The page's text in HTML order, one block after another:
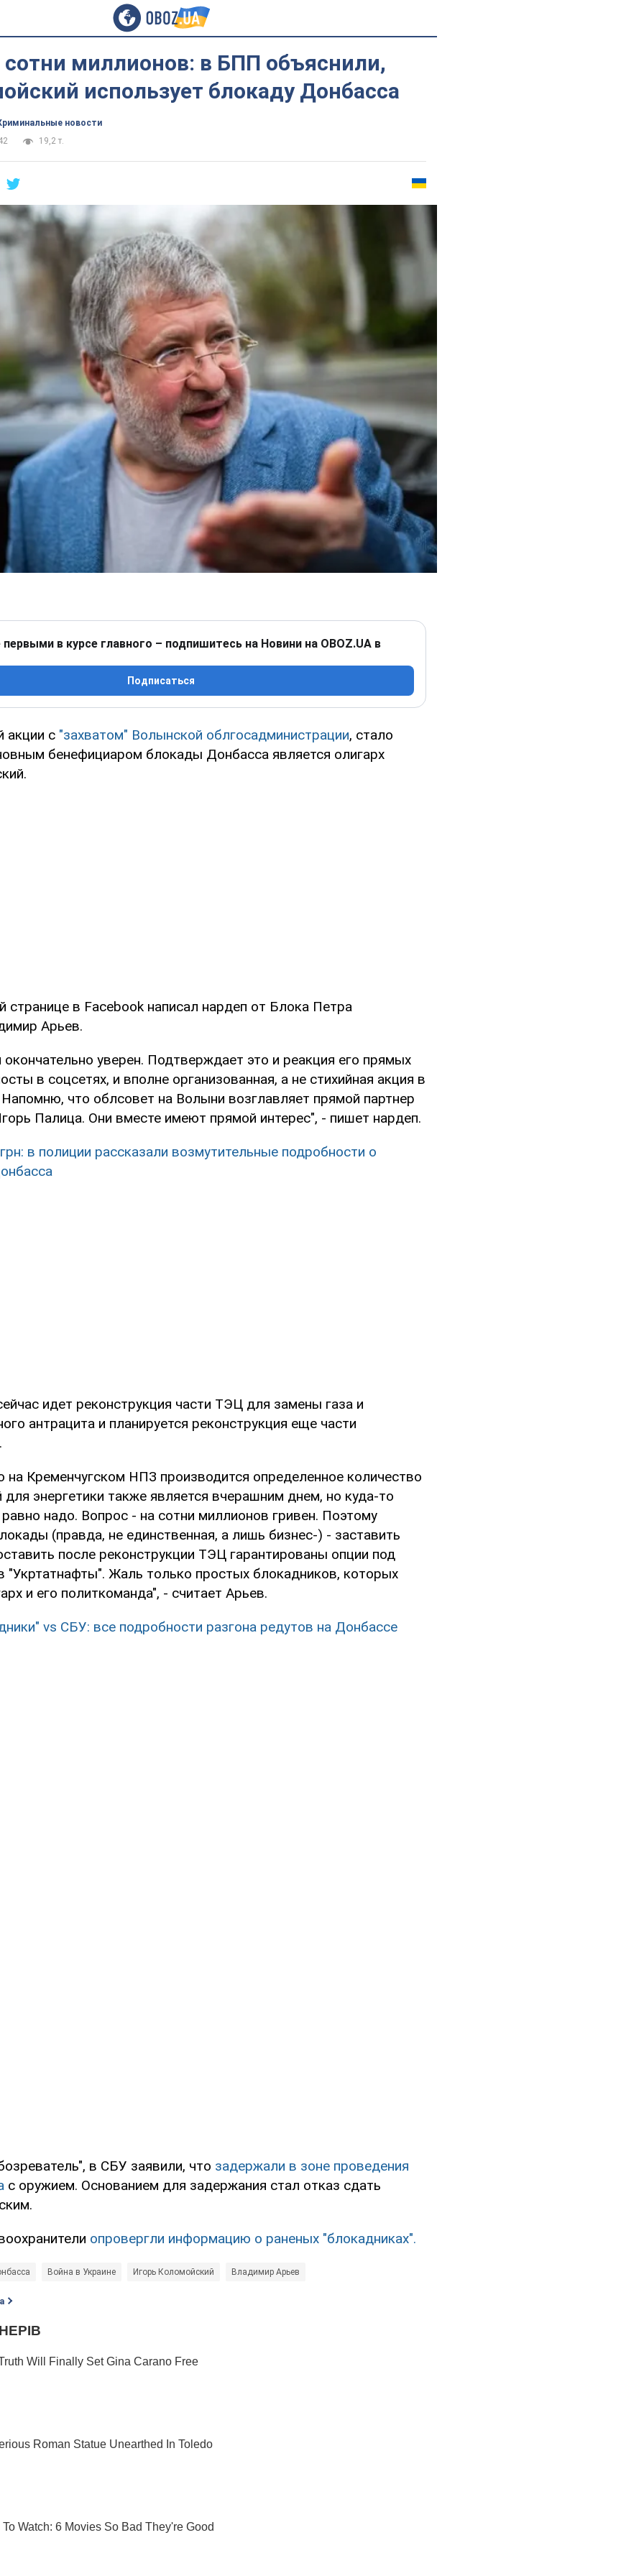
сотни миллионов: в БПП объяснили,
использует блокаду Донбасса
новости
19,2 т.
первыми в курсе главного – подпишитесь на Новини на OBOZ.UA в
Подписаться
акции с "захватом" Волынской облгосадминистрации, стало
бенефициаром блокады Донбасса является олигарх
странице в Facebook написал нардеп от Блока Петра
Арьев.
окончательно уверен. Подтверждает это и реакция его прямых
в соцсетях, и вполне организованная, а не стихийная акция в
что облсовет на Волыни возглавляет прямой партнер
Палица. Они вместе имеют прямой интерес", - пишет нардеп.
в полиции рассказали возмутительные подробности о
идет реконструкция части ТЭЦ для замены газа и
антрацита и планируется реконструкция еще части
на Кременчугском НПЗ производится определенное количество
для энергетики также является вчерашним днем, но куда-то
надо. Вопрос - на сотни миллионов гривен. Поэтому
(правда, не единственная, а лишь бизнес-) - заставить
после реконструкции ТЭЦ гарантированы опции под
"Укртатнафты". Жаль только простых блокадников, которых
и его политкоманда", - считает Арьев.
vs СБУ: все подробности разгона редутов на Донбассе
в СБУ заявили, что задержали в зоне проведения
с оружием. Основанием для задержания стал отказ сдать
опровергли информацию о раненых "блокадниках".
Война в Украине Игорь Коломойский Владимир Арьев